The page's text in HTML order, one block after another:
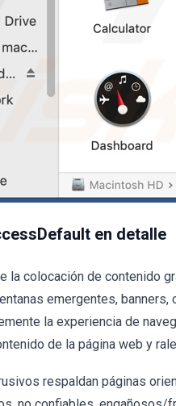
en detalle
la colocación de contenido
emergentes,
la experiencia de
de la página web y
respaldan páginas